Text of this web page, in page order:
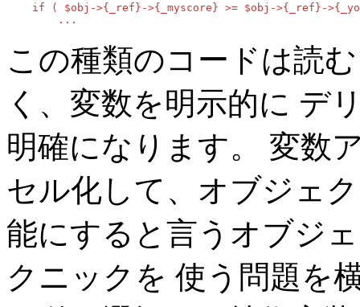
if ( $obj->{_ref}->{_myscore} >= $obj->{_ref}-
        ...
この種類のコードは読
く、変数を明示的に デ
明確になります。 変数
セル化して、オブジェ
能にすると言うオブジ
クニックを 使う問題を